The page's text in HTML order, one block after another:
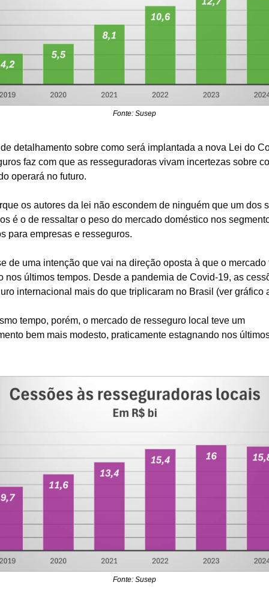
Fonte: Susep
detalhamento sobre como será implantada a nova Lei do
faz com que as resseguradoras vivam incertezas sobre
operará no futuro.
os autores da lei não escondem de ninguém que um dos
é o de ressaltar o peso do mercado doméstico nos
para empresas e resseguros.
de uma intenção que vai na direção oposta à que o mercado
nos últimos tempos. Desde a pandemia de Covid-19, as
internacional mais do que triplicaram no Brasil (ver gráfico
tempo, porém, o mercado de resseguro local teve um
bem mais modesto, praticamente estagnando nos
Fonte: Susep